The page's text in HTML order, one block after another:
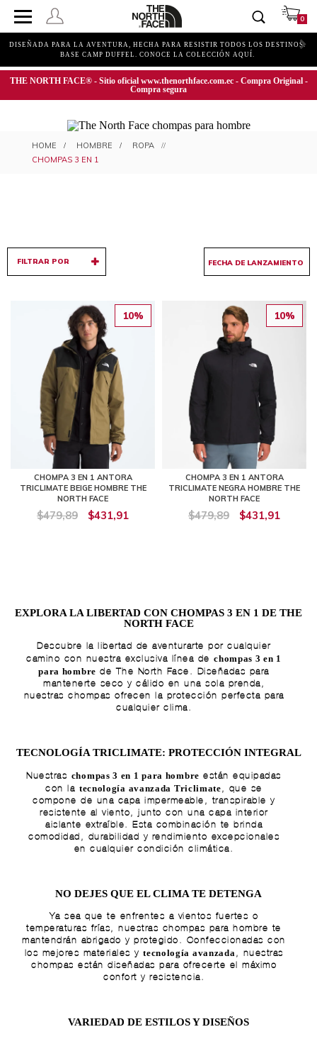
0
DISEÑADA PARA LA AVENTURA, HECHA PARA RESISTIR TODOS LOS DESTINOS.
BASE CAMP DUFFEL. CONOCE LA COLECCIÓN AQUÍ.
THE NORTH FACE® - Sitio oficial www.thenorthface.com.ec - Compra Original -
Compra segura
CHOMPAS 3 EN 1 PARA HOMBRE
HOMBRE
ROPA
CHOMPAS 3 EN 1
FILTRAR POR
10%
CHOMPA 3 EN 1 ANTORA
TRICLIMATE BEIGE HOMBRE THE
NORTH FACE
$479,89 $431,91
10%
CHOMPA 3 EN 1 ANTORA
TRICLIMATE NEGRA HOMBRE THE
NORTH FACE
$479,89 $431,91
EXPLORA LA LIBERTAD CON CHOMPAS 3 EN 1 DE THE
NORTH FACE
Descubre la libertad de aventurarte por cualquier
camino con nuestra exclusiva línea dechompas 3 en 1
para hombre de The North Face. Diseñadas para
mantenerte seco y cálido en una sola prenda,
nuestras chompas ofrecen la protección perfecta para
cualquier clima.
TECNOLOGÍA TRICLIMATE: PROTECCIÓN INTEGRAL
Nuestras chompas 3 en 1 para hombre están equipadas
con la tecnología avanzada Triclimate, que se
compone de una capa impermeable, transpirable y
resistente al viento, junto con una capa interior
aislante extraíble. Esta combinación te brinda
comodidad, durabilidad y rendimiento excepcionales
en cualquier condición climática.
NO DEJES QUE EL CLIMA TE DETENGA
Ya sea que te enfrentes a vientos fuertes o
temperaturas frías, nuestras chompas para hombre te
mantendrán abrigado y protegido. Confeccionadas con
los mejores materiales ytecnología avanzada , nuestras
chompas están diseñadas para ofrecerte el máximo
confort y resistencia.
VARIEDAD DE ESTILOS Y DISEÑOS